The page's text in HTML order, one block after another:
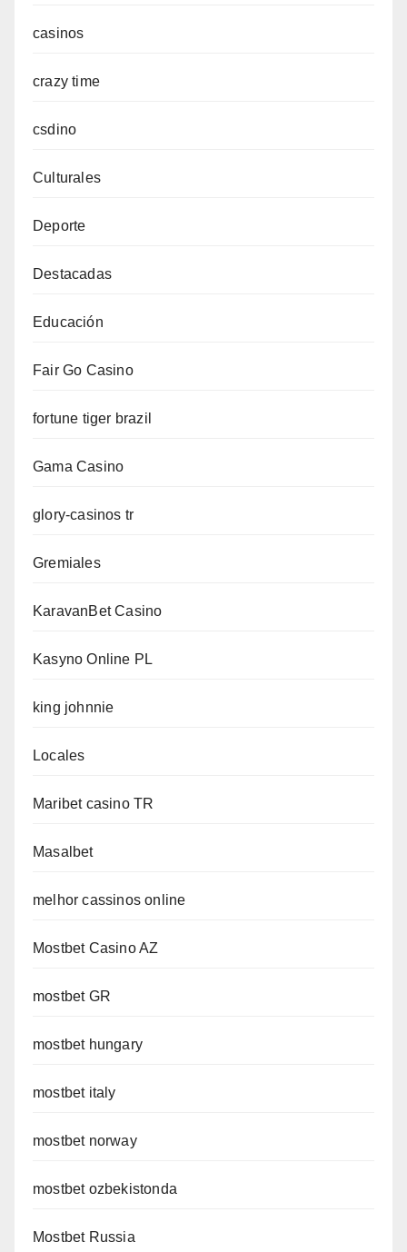
casinos
crazy time
csdino
Culturales
Deporte
Destacadas
Educación
Fair Go Casino
fortune tiger brazil
Gama Casino
glory-casinos tr
Gremiales
KaravanBet Casino
Kasyno Online PL
king johnnie
Locales
Maribet casino TR
Masalbet
melhor cassinos online
Mostbet Casino AZ
mostbet GR
mostbet hungary
mostbet italy
mostbet norway
mostbet ozbekistonda
Mostbet Russia